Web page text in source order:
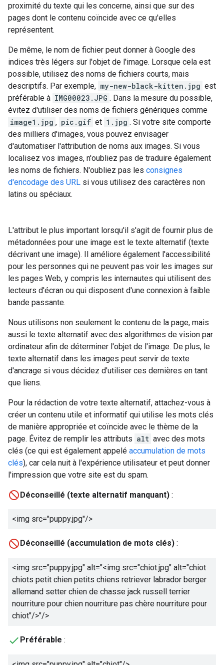
proximité du texte qui les concerne, ainsi que sur des
pages dont le contenu coïncide avec ce qu'elles
représentent.
De même, le nom de fichier peut donner à Google des
indices très légers sur l'objet de l'image. Lorsque cela est
possible, utilisez des noms de fichiers courts, mais
descriptifs. Par exemple, my-new-black-kitten.jpg est
préférable à IMG00023.JPG . Dans la mesure du possible,
évitez d'utiliser des noms de fichiers génériques comme
image1.jpg , pic.gif et 1.jpg . Si votre site comporte
des milliers d'images, vous pouvez envisager
d'automatiser l'attribution de noms aux images. Si vous
localisez vos images, n'oubliez pas de traduire également
les noms de fichiers. N'oubliez pas les consignes
d'encodage des URL si vous utilisez des caractères non
latins ou spéciaux.
L'attribut le plus important lorsqu'il s'agit de fournir plus de
métadonnées pour une image est le texte alternatif (texte
décrivant une image). Il améliore également l'accessibilité
pour les personnes qui ne peuvent pas voir les images sur
les pages Web, y compris les internautes qui utilisent des
lecteurs d'écran ou qui disposent d'une connexion à faible
bande passante.
Nous utilisons non seulement le contenu de la page, mais
aussi le texte alternatif avec des algorithmes de vision par
ordinateur afin de déterminer l'objet de l'image. De plus, le
texte alternatif dans les images peut servir de texte
d'ancrage si vous décidez d'utiliser ces dernières en tant
que liens.
Pour la rédaction de votre texte alternatif, attachez-vous à
créer un contenu utile et informatif qui utilise les mots clés
de manière appropriée et coïncide avec le thème de la
page. Évitez de remplir les attributs alt avec des mots
clés (ce qui est également appelé accumulation de mots
clés), car cela nuit à l'expérience utilisateur et peut donner
l'impression que votre site est du spam.
Déconseillé (texte alternatif manquant) :
<img src="puppy.jpg"/>
Déconseillé (accumulation de mots clés) :
<img src="puppy.jpg" alt="<img src="chiot.jpg" alt="chiot
chiots petit chien petits chiens retriever labrador berger
allemand setter chien de chasse jack russell terrier
nourriture pour chien nourriture pas chère nourriture pour
chiot"/>"/>
Préférable :